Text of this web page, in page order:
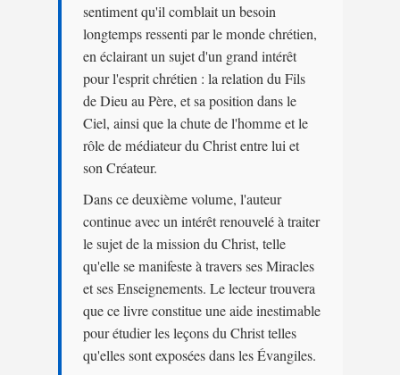
sentiment qu'il comblait un besoin
longtemps ressenti par le monde chrétien,
en éclairant un sujet d'un grand intérêt
pour l'esprit chrétien : la relation du Fils
de Dieu au Père, et sa position dans le
Ciel, ainsi que la chute de l'homme et le
rôle de médiateur du Christ entre lui et
son Créateur.
Dans ce deuxième volume, l'auteur
continue avec un intérêt renouvelé à traiter
le sujet de la mission du Christ, telle
qu'elle se manifeste à travers ses Miracles
et ses Enseignements. Le lecteur trouvera
que ce livre constitue une aide inestimable
pour étudier les leçons du Christ telles
qu'elles sont exposées dans les Évangiles.